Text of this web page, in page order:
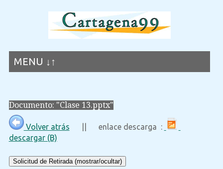
MENU ↓↑
Documento: "Clase 13.pptx"
Volver atrás || enlace descarga :
descargar (B)
Solicitud de Retirada (mostrar/ocultar)